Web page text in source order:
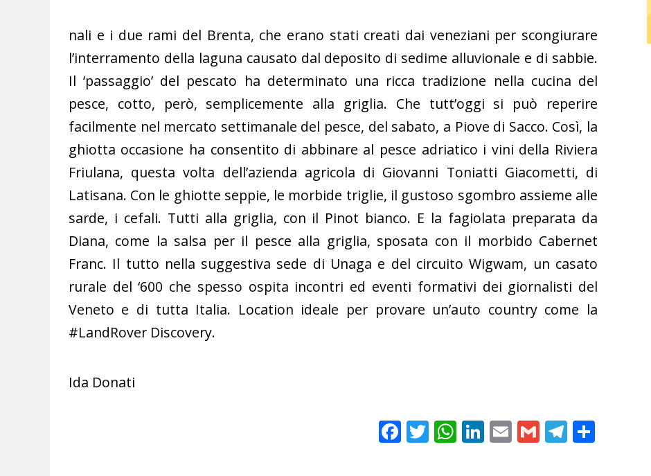
nali e i due rami del Brenta, che erano stati creati dai veneziani per scongiurare
l’interramento della laguna causato dal deposito di sedime alluvionale e di sabbie.
Il ‘passaggio’ del pescato ha determinato una ricca tradizione nella cucina del
pesce, cotto, però, semplicemente alla griglia. Che tutt’oggi si può reperire
facilmente nel mercato settimanale del pesce, del sabato, a Piove di Sacco. Così, la
ghiotta occasione ha consentito di abbinare al pesce adriatico i vini della Riviera
Friulana, questa volta dell’azienda agricola di Giovanni Toniatti Giacometti, di
Latisana. Con le ghiotte seppie, le morbide triglie, il gustoso sgombro assieme alle
sarde, i cefali. Tutti alla griglia, con il Pinot bianco. E la fagiolata preparata da
Diana, come la salsa per il pesce alla griglia, sposata con il morbido Cabernet
Franc. Il tutto nella suggestiva sede di Unaga e del circuito Wigwam, un casato
rurale del ‘600 che spesso ospita incontri ed eventi formativi dei giornalisti del
Veneto e di tutta Italia. Location ideale per provare un’auto country come la
#LandRover Discovery.
Ida Donati
Facebook
Twitter
WhatsApp
LinkedIn
EmailGmailTelegram